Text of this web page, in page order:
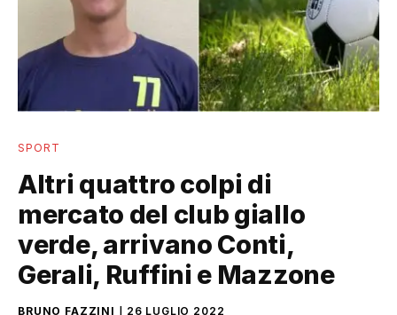
SPORT
Altri quattro colpi di
mercato del club giallo
verde, arrivano Conti,
Gerali, Ruffini e Mazzone
BRUNO FAZZINI 26 LUGLIO 2022